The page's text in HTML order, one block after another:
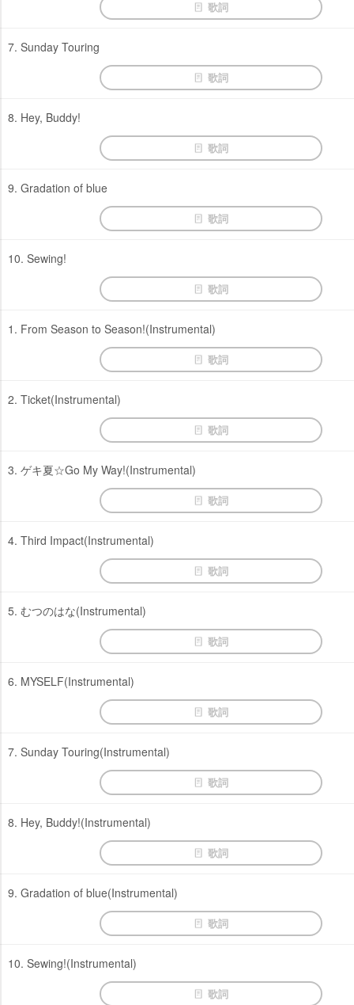
歌詞
7. Sunday Touring
歌詞
8. Hey, Buddy!
歌詞
9. Gradation of blue
歌詞
10. Sewing!
歌詞
1. From Season to Season!(Instrumental)
歌詞
2. Ticket(Instrumental)
歌詞
3. ゲキ夏☆Go My Way!(Instrumental)
歌詞
4. Third Impact(Instrumental)
歌詞
5. むつのはな(Instrumental)
歌詞
6. MYSELF(Instrumental)
歌詞
7. Sunday Touring(Instrumental)
歌詞
8. Hey, Buddy!(Instrumental)
歌詞
9. Gradation of blue(Instrumental)
歌詞
10. Sewing!(Instrumental)
歌詞